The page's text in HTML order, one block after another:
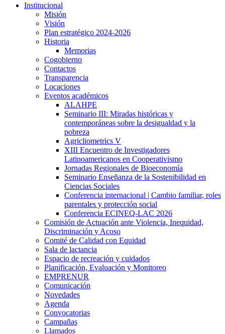
Institucional
Misión
Visión
Plan estratégico 2024-2026
Historia
Memorias
Cogobierno
Contactos
Transparencia
Locaciones
Eventos académicos
ALAHPE
Seminario III: Miradas históricas y
contemporáneas sobre la desigualdad y la
pobreza
Agricliometrics V
XIII Encuentro de Investigadores
Latinoamericanos en Cooperativismo
Jornadas Regionales de Bioeconomía
Seminario Enseñanza de la Sostenibilidad en
Ciencias Sociales
Conferencia internacional | Cambio familiar, roles
parentales y protección social
Conferencia ECINEQ-LAC 2026
Comisión de Actuación ante Violencia, Inequidad,
Discriminación y Acoso
Comité de Calidad con Equidad
Sala de lactancia
Espacio de recreación y cuidados
Planificación, Evaluación y Monitoreo
EMPRENUR
Comunicación
Novedades
Agenda
Convocatorias
Campañas
Llamados